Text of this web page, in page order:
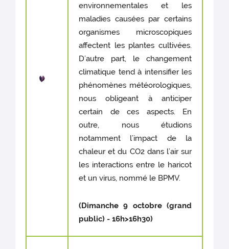
environnementales et les
maladies causées par certains
organismes microscopiques
affectent les plantes cultivées.
D’autre part, le changement
climatique tend à intensifier les
phénomènes météorologiques,
nous obligeant à anticiper
certain de ces aspects. En
outre, nous étudions
notamment l’impact de la
chaleur et du CO2 dans l’air sur
les interactions entre le haricot
et un virus, nommé le BPMV.
(Dimanche 9 octobre (grand
public) - 16h>16h30)